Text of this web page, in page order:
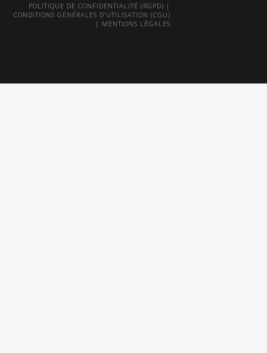
POLITIQUE DE CONFIDENTIALITÉ (RGPD) |
CONDITIONS GÉNÉRALES D’UTILISATION (CGU)
| MENTIONS LÉGALES